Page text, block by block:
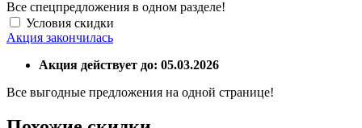
Все спецпредложения в одном разделе!
Условия скидки
Акция закончилась
Акция действует до: 05.03.2026
Все выгодные предложения на одной странице!